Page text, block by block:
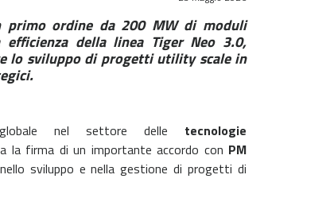
primo ordine da 200 MW di moduli
della linea Tiger Neo 3.0,
lo sviluppo di progetti utility scale in
nel settore delle tecnologie
la firma di un importante accordo con PM
sviluppo e nella gestione di progetti di